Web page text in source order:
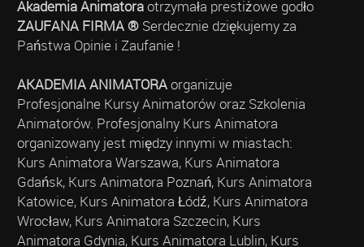
Akademia Animatoraotrzymała prestiżowe godło
ZAUFANA FIRMA ®Serdecznie dziękujemy za
Państwa Opinie i Zaufanie !
AKADEMIA ANIMATORAorganizuje
Profesjonalne Kursy Animatorów oraz Szkolenia
Animatorów. Profesjonalny Kurs Animatora
organizowany jest między innymi w miastach:
Kurs Animatora Warszawa, Kurs Animatora
Gdańsk, Kurs Animatora Poznań, Kurs Animatora
Katowice, Kurs Animatora Łódź, Kurs Animatora
Wrocław, Kurs Animatora Szczecin, Kurs
Animatora Gdynia, Kurs Animatora Lublin, Kurs